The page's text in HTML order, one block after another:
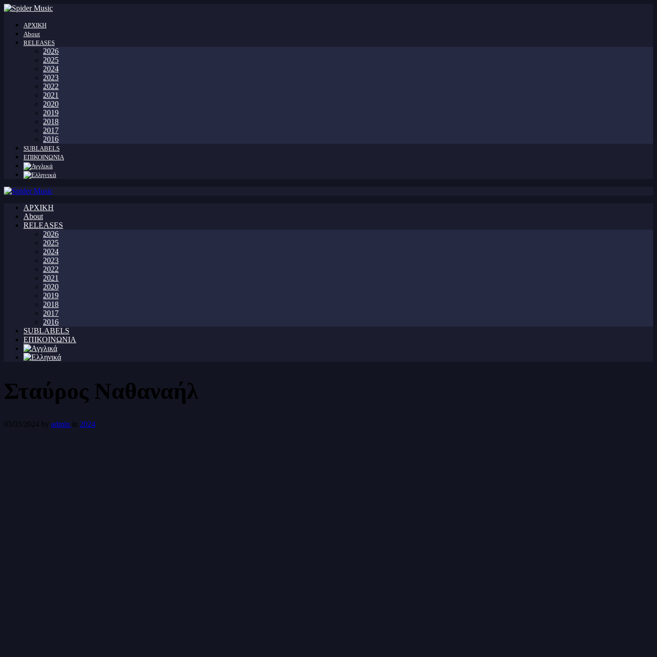
ΑΡΧΙΚΗ
About
RELEASES
2026
2025
2024
2023
2022
2021
2020
2019
2018
2017
2016
SUBLABELS
ΕΠΙΚΟΙΝΩΝΙΑ
ΑΡΧΙΚΗ
About
RELEASES
2026
2025
2024
2023
2022
2021
2020
2019
2018
2017
2016
SUBLABELS
ΕΠΙΚΟΙΝΩΝΙΑ
Σταύρος Ναθαναήλ
03/03/2024 by admin in 2024